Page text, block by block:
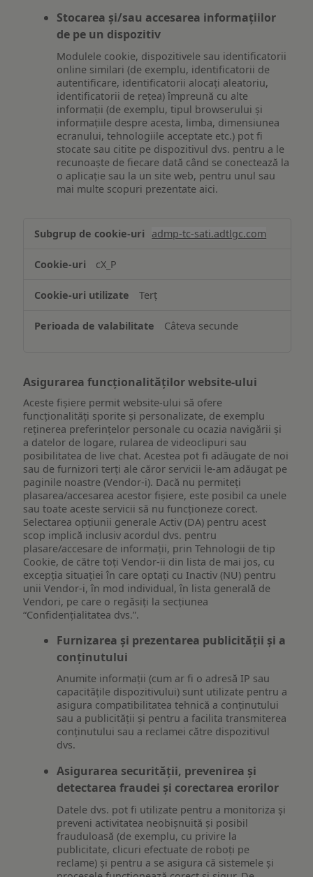
Stocarea și/sau accesarea informațiilor
de pe un dispozitiv
Modulele cookie, dispozitivele sau identificatorii
online similari (de exemplu, identificatorii de
autentificare, identificatorii alocați aleatoriu,
identificatorii de rețea) împreună cu alte
informații (de exemplu, tipul browserului și
informațiile despre acesta, limba, dimensiunea
ecranului, tehnologiile acceptate etc.) pot fi
stocate sau citite pe dispozitivul dvs. pentru a le
recunoaște de fiecare dată când se conectează la
o aplicație sau la un site web, pentru unul sau
mai multe scopuri prezentate aici.
și/sau
informațiilor
pe
dispozitiv
admp-tc-sati.adtlgc.com
cX_P
Terț
Câteva secunde
Asigurarea funcționalităților website-ului
Aceste fișiere permit website-ului să ofere
funcționalități sporite și personalizate, de exemplu
reţinerea preferinţelor personale cu ocazia navigării și
a datelor de logare, rularea de videoclipuri sau
posibilitatea de live chat. Acestea pot fi adăugate de noi
sau de furnizori terți ale căror servicii le-am adăugat pe
paginile noastre (Vendor-i). Dacă nu permiteți
plasarea/accesarea acestor fișiere, este posibil ca unele
sau toate aceste servicii să nu funcționeze corect.
Selectarea opțiunii generale Activ (DA) pentru acest
scop implică inclusiv acordul dvs. pentru
plasare/accesare de informații, prin Tehnologii de tip
Cookie, de către toți Vendor-ii din lista de mai jos, cu
excepția situației în care optați cu Inactiv (NU) pentru
unii Vendor-i, în mod individual, în lista generală de
Vendori, pe care o regăsiți la secțiunea
“Confidențialitatea dvs.”.
Furnizarea și prezentarea publicității și a
conținutului
Anumite informații (cum ar fi o adresă IP sau
capacitățile dispozitivului) sunt utilizate pentru a
asigura compatibilitatea tehnică a conținutului
sau a publicității și pentru a facilita transmiterea
conținutului sau a reclamei către dispozitivul
dvs.
Asigurarea securității, prevenirea și
detectarea fraudei și corectarea erorilor
Datele dvs. pot fi utilizate pentru a monitoriza și
preveni activitatea neobișnuită și posibil
frauduloasă (de exemplu, cu privire la
publicitate, clicuri efectuate de roboți pe
reclame) și pentru a se asigura că sistemele și